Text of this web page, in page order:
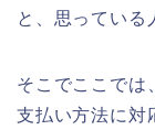
と、思っている
そこでここでは
支払い方法に対